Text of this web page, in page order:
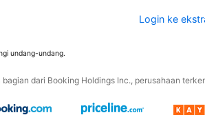
Login ke
undang-undang.
dari Booking Holdings Inc., perusahaan